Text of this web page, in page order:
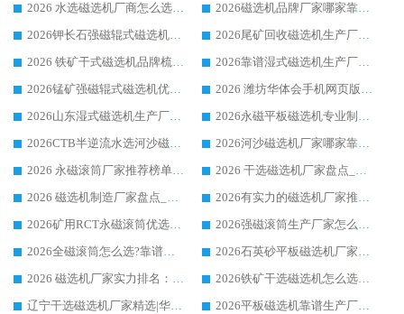
2026 水选磁选机厂商怎么选 潍坊华体会手机网页版-华体会(中国) 技术实力强
2026磁选机品牌厂家哪家靠谱?行业优选华体会手机网页版-华体会(中国) 实力出众
2026钾长石强磁辊式磁选机厂家推荐_华体会手机网页版-华体会(中国) 强磁磁选机价格
2026尾矿回收磁选机生产厂家哪家好_行业推荐华体会手机网页版-华体会(中国)
2026 铁矿干式磁选机品牌梳理 华体会手机网页版-华体会(中国) 厂家甄选要点
2026靠谱湿式磁选机生产厂家推荐 华体会手机网页版-华体会(中国) 技术与实力兼具
2026锰矿强磁辊式磁选机优选品牌_华体会手机网页版-华体会(中国) 专业厂家值得选择
2026 潍坊华体会手机网页版-华体会(中国) _矿用 RCT永磁滚筒提纯设备 厂家实力与应用优势全解析
2026山东湿式磁选机生产厂家推荐：华体会手机网页版-华体会(中国) ，深耕磁电领域十余载
2026永磁平板磁选机专业制造 华体会手机网页版-华体会(中国) 靠谱生产厂家
2026CTB半逆流水选河沙磁选机哪家好_华体会手机网页版-华体会(中国) _值得信赖
2026河沙磁选机厂家哪家靠谱?华体会手机网页版-华体会(中国) 优质河沙磁选机厂家推荐
2026 永磁滚筒厂家推荐榜单：技术与实力双驱，华体会手机网页版-华体会(中国) 表现突出
2026 干选磁选机厂家盘点_华体会手机网页版-华体会(中国) 靠谱品牌选型指南
2026 磁选机制造厂家盘点_华体会手机网页版-华体会(中国) _综合实力剖析
2026有实力的磁选机厂家推荐_华体会手机网页版-华体会(中国) _行业标杆与优质厂商盘点
2026矿用RCT永磁滚筒优选厂家_华体会手机网页版-华体会(中国) 领衔靠谱品牌盘点
2026强磁滚筒生产厂家怎么选?行业口碑推荐华体会手机网页版-华体会(中国)
2026全磁滚筒怎么选?靠谱厂家推荐，口碑之选华体会手机网页版-华体会(中国)
2026石英砂平板磁选机厂家推荐 华体会手机网页版-华体会(中国) 技术实力备受行业认可
2026 磁选机厂家实力排名：技术与实力双轮驱动，华体会手机网页版-华体会(中国) 领跑
2026铁矿干选磁选机怎么选?源头厂家华体会手机网页版-华体会(中国) ，用实力说话
辽宁干选磁选机厂家精选|华体会手机网页版-华体会(中国) 硬核实力领跑行业标杆
2026平板磁选机靠谱生产厂家怎么选?行业标杆华体会手机网页版-华体会(中国) ，凭硬实力脱颖而出